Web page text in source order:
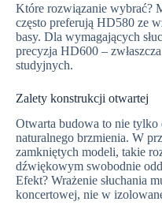
Które rozwiązanie wybrać?
często preferują HD580 ze
basy. Dla wymagających
precyzja HD600 –
studyjnych.
Zalety konstrukcji otwartej
Otwarta budowa to nie tylko
naturalnego brzmienia. W
zamkniętych modeli, takie
dźwiękowym swobodnie
Efekt? Wrażenie słuchania
koncertowej, nie w